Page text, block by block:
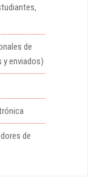
de
enviados)
de